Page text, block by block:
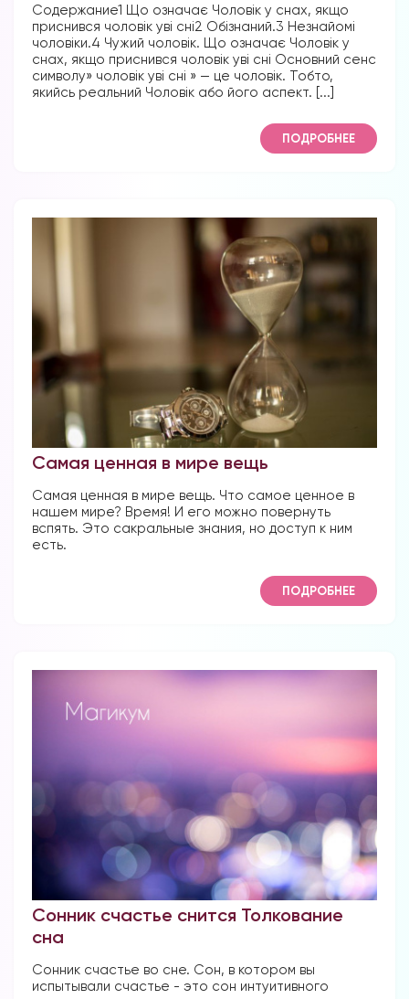
Содержание1 Що означає Чоловік у снах, якщо
приснився чоловік уві сні2 Обізнаний.3 Незнайомі
чоловіки.4 Чужий чоловік. Що означає Чоловік у
снах, якщо приснився чоловік уві сні Основний сенс
символу» чоловік уві сні » — це чоловік. Тобто,
якийсь реальний Чоловік або його аспект. [...]
ПОДРОБНЕЕ
Самая ценная в мире вещь
Самая ценная в мире вещь. Что самое ценное в
нашем мире? Время! И его можно повернуть
вспять. Это сакральные знания, но доступ к ним
есть.
ПОДРОБНЕЕ
Сонник счастье снится Толкование
сна
Сонник счастье во сне. Сон, в котором вы
испытывали счастье - это сон интуитивного